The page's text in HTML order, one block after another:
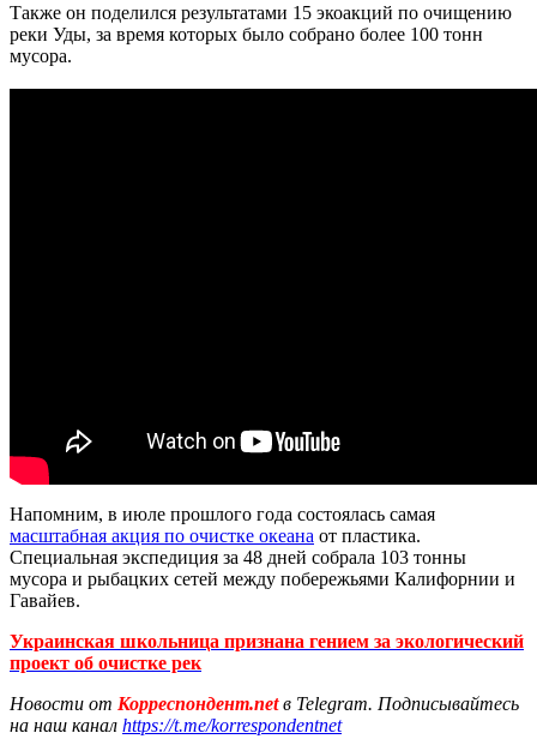
Также он поделился результатами 15 экоакций по очищению
реки Уды, за время которых было собрано более 100 тонн
мусора.
Напомним, в июле прошлого года состоялась самая
масштабная акция по очистке океана от пластика.
Специальная экспедиция за 48 дней собрала 103 тонны
мусора и рыбацких сетей между побережьями Калифорнии и
Гавайев.
Украинская школьница признана гением за экологический
проект об очистке рек
Новости от Корреспондент.netв Telegram. Подписывайтесь
на наш канал https://t.me/korrespondentnet